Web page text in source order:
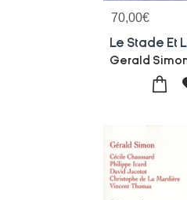
70,00€
Le Stade Et
Gerald